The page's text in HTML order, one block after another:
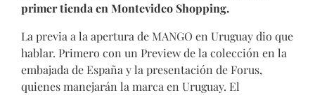
primer tienda en Montevideo Shopping.
La previa a la apertura de MANGO en Uruguay dio que
hablar. Primero con un Preview de la colección en la
embajada de España y la presentación de Forus,
quienes manejarán la marca en Uruguay. El